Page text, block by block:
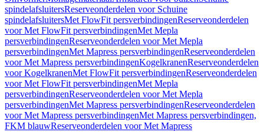
spindelafsluitersReserveonderdelen voor Schuine
spindelafsluitersMet FlowFit persverbindingenReserveonderdelen
voor Met FlowFit persverbindingenMet Mepla
persverbindingenReserveonderdelen voor Met Mepla
persverbindingenMet Mapress persverbindingenReserveonderdelen
voor Met Mapress persverbindingenKogelkranenReserveonderdelen
voor KogelkranenMet FlowFit persverbindingenReserveonderdelen
voor Met FlowFit persverbindingenMet Mepla
persverbindingenReserveonderdelen voor Met Mepla
persverbindingenMet Mapress persverbindingenReserveonderdelen
voor Met Mapress persverbindingenMet Mapress persverbindingen,
FKM blauwReserveonderdelen voor Met Mapress